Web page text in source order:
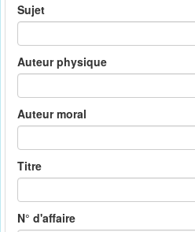
Sujet
Auteur physique
Auteur moral
Titre
N° d'affaire